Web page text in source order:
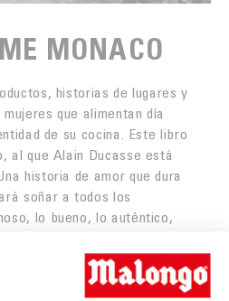
MONACO
historias de lugares y
que alimentan día
de su cocina. Este libro
al que Alain Ducasse está
historia de amor que dura
soñar a todos los
lo bueno, lo auténtico,
Alain Ducasse Edition.